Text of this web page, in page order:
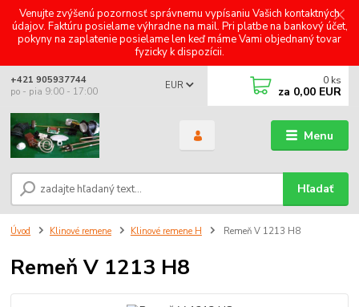
Venujte zvýšenú pozornosť správnemu vypísaniu Vašich kontaktných
údajov. Faktúru posielame výhradne na mail. Pri platbe na bankový účet,
pokyny na zaplatenie posielame len keď máme Vami objednaný tovar
fyzicky k dispozícii.
Menu
EUR
Hľadať
+421 905937744
po - pia 9:00 - 17:00
0 ks
za 0,00 EUR
Úvod Klinové remene Klinové remene H Remeň V 1213 H8
Remeň V 1213 H8